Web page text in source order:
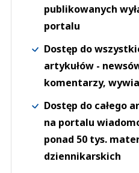
publikowanych
portalu
Dostęp do
artykułów -
komentarzy,
Dostęp do całego
na portalu
ponad 50 tys.
dziennikarskich